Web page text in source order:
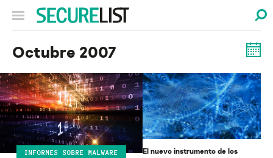
Octubre 2007
INFORMES SOBRE MALWARE
El nuevo instrumento de los